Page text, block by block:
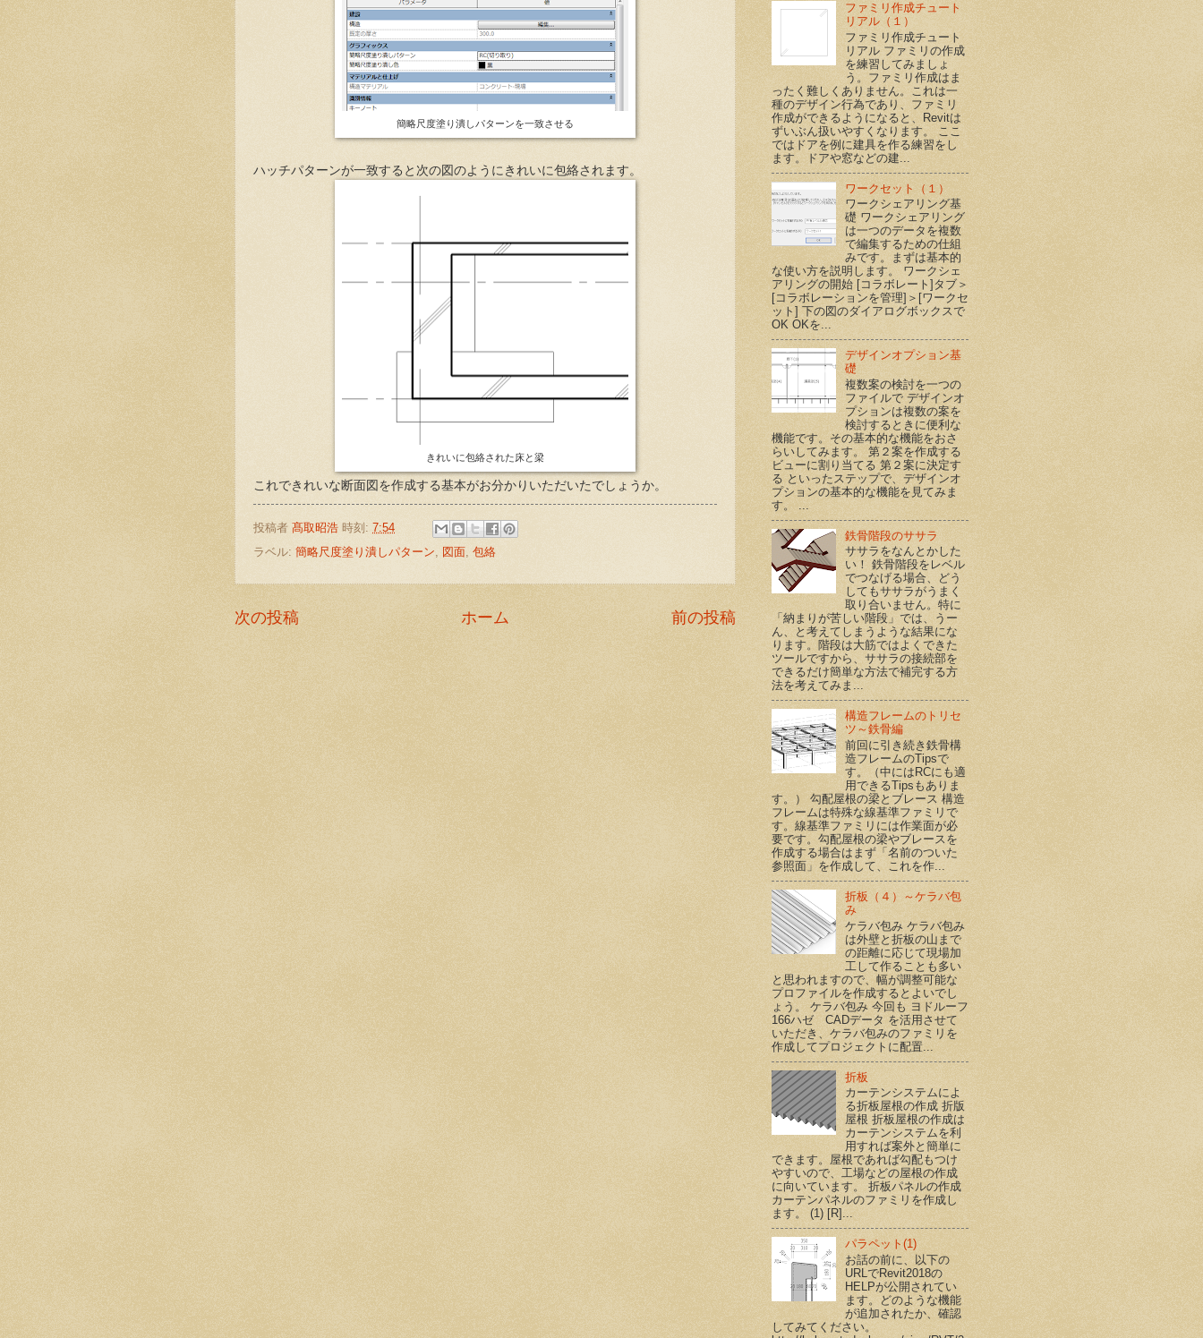
簡略尺度塗り潰しパターンを一致させる
ハッチパターンが一致すると次の図のようにきれいに包絡されます。
きれいに包絡された床と梁
これできれいな断面図を作成する基本がお分かりいただいたでしょうか。
投稿者 髙取昭浩 時刻: 7:54
ラベル: 簡略尺度塗り潰しパターン 図面 包絡
次の投稿 前の投稿
ホーム
ファミリ作成チュート
リアル（１）
ファミリ作成チュート
リアル ファミリの作成
を練習してみましょ
う。ファミリ作成はま
ったく難しくありません。これは一
種のデザイン行為であり、ファミリ
作成ができるようになると、Revitは
ずいぶん扱いやすくなります。 ここ
ではドアを例に建具を作る練習をし
ます。ドアや窓などの建...
ワークセット（１）
ワークシェアリング基
礎 ワークシェアリング
は一つのデータを複数
で編集するための仕組
みです。まずは基本的
な使い方を説明します。 ワークシェ
アリングの開始 [コラボレート]タブ＞
[コラボレーションを管理]＞[ワークセ
ット] 下の図のダイアログボックスで
OK OKを...
デザインオプション基
礎
複数案の検討を一つの
ファイルで デザインオ
プションは複数の案を
検討するときに便利な
機能です。その基本的な機能をおさ
らいしてみます。 第２案を作成する
ビューに割り当てる 第２案に決定す
る といったステップで、デザインオ
プションの基本的な機能を見てみま
す。 ...
鉄骨階段のササラ
ササラをなんとかした
い！ 鉄骨階段をレベル
でつなげる場合、どう
してもササラがうまく
取り合いません。特に
「納まりが苦しい階段」では、うー
ん、と考えてしまうような結果にな
ります。階段は大筋ではよくできた
ツールですから、ササラの接続部を
できるだけ簡単な方法で補完する方
法を考えてみま...
構造フレームのトリセ
ツ～鉄骨編
前回に引き続き鉄骨構
造フレームのTipsで
す。（中にはRCにも適
用できるTipsもありま
す。） 勾配屋根の梁とブレース 構造
フレームは特殊な線基準ファミリで
す。線基準ファミリには作業面が必
要です。勾配屋根の梁やブレースを
作成する場合はまず「名前のついた
参照面」を作成して、これを作...
折板（４）～ケラバ包
み
ケラバ包み ケラバ包み
は外壁と折板の山まで
の距離に応じて現場加
工して作ることも多い
と思われますので、幅が調整可能な
プロファイルを作成するとよいでし
ょう。 ケラバ包み 今回も ヨドルーフ
166ハゼ CADデータ を活用させて
いただき、ケラバ包みのファミリを
作成してプロジェクトに配置...
折板
カーテンシステムによ
る折板屋根の作成 折版
屋根 折板屋根の作成は
カーテンシステムを利
用すれば案外と簡単に
できます。屋根であれば勾配もつけ
やすいので、工場などの屋根の作成
に向いています。 折板パネルの作成
カーテンパネルのファミリを作成し
ます。 (1) [R]...
パラペット(1)
お話の前に、以下の
URLでRevit2018の
HELPが公開されてい
ます。どのような機能
が追加されたか、確認
してみてください。